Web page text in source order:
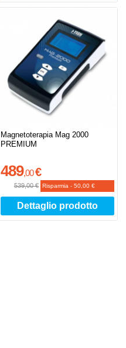
Magnetoterapia Mag 2000
PREMIUM
489,00€
539,00 € Risparmia -50,00 €
Dettaglio prodotto